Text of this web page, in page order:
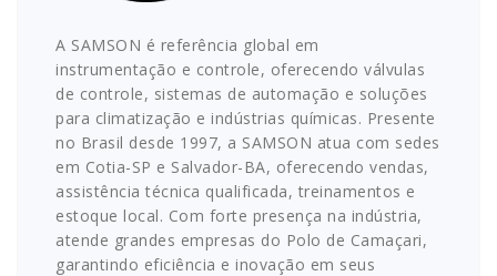
A SAMSON é referência global em
instrumentação e controle, oferecendo válvulas
de controle, sistemas de automação e soluções
para climatização e indústrias químicas. Presente
no Brasil desde 1997, a SAMSON atua com sedes
em Cotia-SP e Salvador-BA, oferecendo vendas,
assistência técnica qualificada, treinamentos e
estoque local. Com forte presença na indústria,
atende grandes empresas do Polo de Camaçari,
garantindo eficiência e inovação em seus